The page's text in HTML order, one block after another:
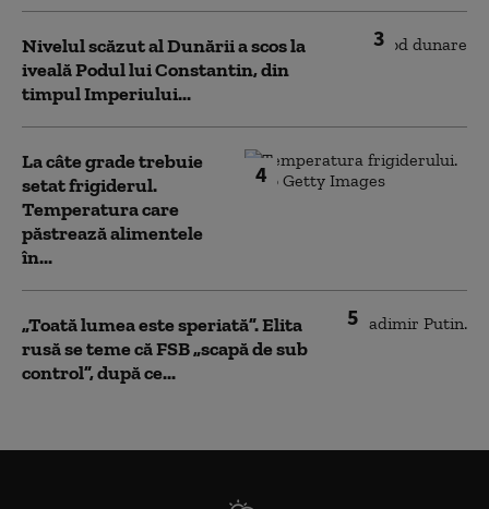
3
Nivelul scăzut al Dunării a scos la
iveală Podul lui Constantin, din
timpul Imperiului...
4
La câte grade trebuie
setat frigiderul.
Temperatura care
păstrează alimentele
în...
5
„Toată lumea este speriată”. Elita
rusă se teme că FSB „scapă de sub
control”, după ce...